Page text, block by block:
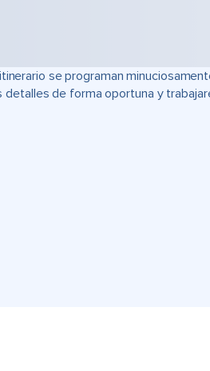
se programan
de forma oportuna y